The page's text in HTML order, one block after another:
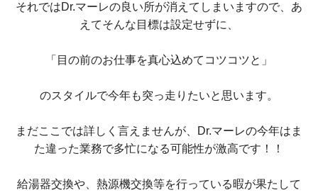
それではDr.マーレの良い所が消えてしまいますので、あ
えてそんな目標は設定せずに、
「目の前のお仕事を真心込めてコツコツと」
のスタイルで今年も突っ走りたいと思います。
まだここでは詳しく言えませんが、Dr.マーレの今年はま
た違った業務で多忙になる可能性が激高です！！
給湯器交換や、熱源機交換等を行っている暇が果たして